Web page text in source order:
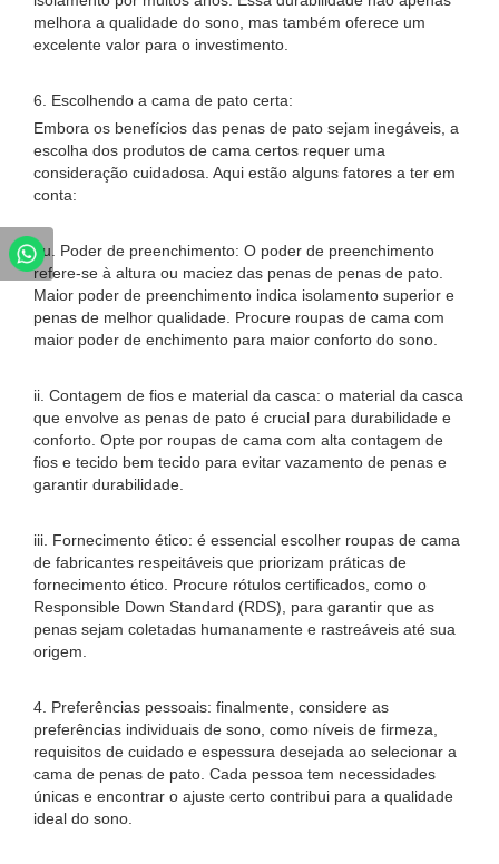
melhora a qualidade do sono, mas também oferece um
excelente valor para o investimento.
6. Escolhendo a cama de pato certa:
Embora os benefícios das penas de pato sejam inegáveis, a
escolha dos produtos de cama certos requer uma
consideração cuidadosa. Aqui estão alguns fatores a ter em
conta:
eu. Poder de preenchimento: O poder de preenchimento
refere-se à altura ou maciez das penas de penas de pato.
Maior poder de preenchimento indica isolamento superior e
penas de melhor qualidade. Procure roupas de cama com
maior poder de enchimento para maior conforto do sono.
ii. Contagem de fios e material da casca: o material da casca
que envolve as penas de pato é crucial para durabilidade e
conforto. Opte por roupas de cama com alta contagem de
fios e tecido bem tecido para evitar vazamento de penas e
garantir durabilidade.
iii. Fornecimento ético: é essencial escolher roupas de cama
de fabricantes respeitáveis ​​que priorizam práticas de
fornecimento ético. Procure rótulos certificados, como o
Responsible Down Standard (RDS), para garantir que as
penas sejam coletadas humanamente e rastreáveis ​​até sua
origem.
4. Preferências pessoais: finalmente, considere as
preferências individuais de sono, como níveis de firmeza,
requisitos de cuidado e espessura desejada ao selecionar a
cama de penas de pato. Cada pessoa tem necessidades
únicas e encontrar o ajuste certo contribui para a qualidade
ideal do sono.